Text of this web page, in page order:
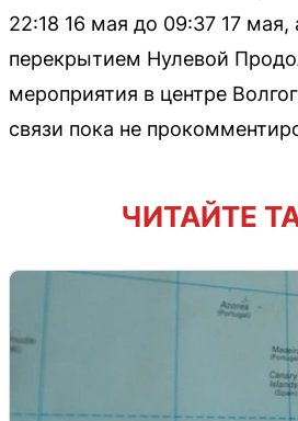
22:18 16 мая до 09:37 17 мая,
перекрытием Нулевой
мероприятия в центре
связи пока не
ЧИТАЙТЕ